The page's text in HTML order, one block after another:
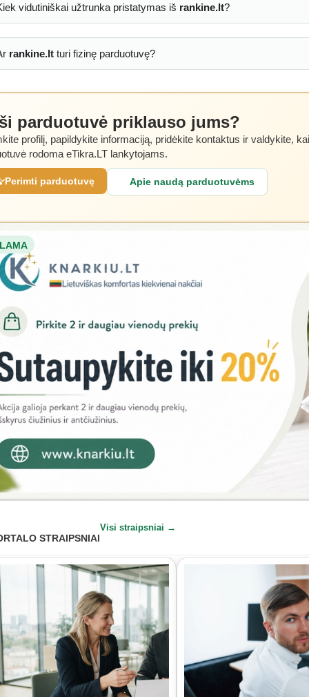
vidutiniškai užtrunka pristatymas iš rankine.lt?
rankine.ltturi fizinę parduotuvę?
parduotuvė priklauso jums?
profilį, papildykite informaciją, pridėkite kontaktus ir valdykite,
rodoma eTikra.LT lankytojams.
Perimti parduotuvę Apie naudą parduotuvėms
STRAIPSNIAI
Visi straipsniai →